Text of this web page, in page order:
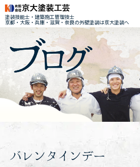
塗装技能士・建築施工管理技士
京都・大阪・兵庫・滋賀・奈良の外壁塗装は京大塗装へ
バレンタインデー